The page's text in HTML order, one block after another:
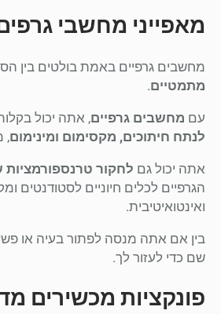
מאפייני מחשבי
מחשבים גרפיים באמת בולטים בין
מתמטיים.
עם מחשבים גרפיים, אתה יכול
לנתח חיתוכים, מקסימום ומינימום,
אתה יכול גם לחקור טרנספורמציות
הגרפיים לכלים חיוניים לסטודנטים
ואינטואיטיבית.
בין אם אתה מנסה לפתור בעיה או
שם כדי לעזור לך.
פונקציות מכשירים